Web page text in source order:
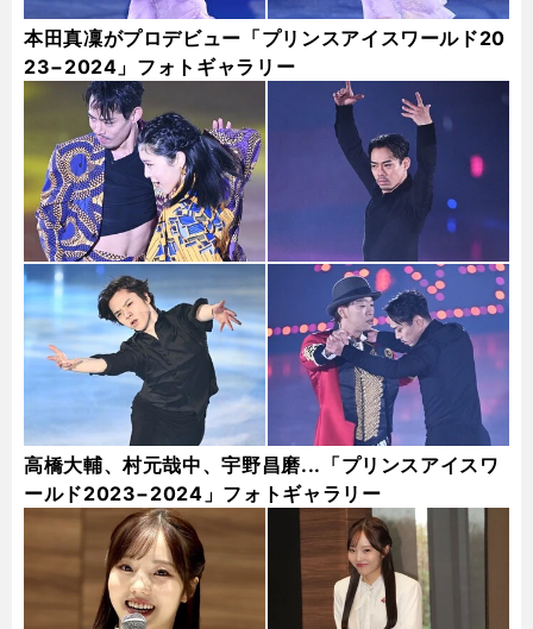
本田真凜がプロデビュー「プリンスアイスワールド20
23−2024」フォトギャラリー
高橋大輔、村元哉中、宇野昌磨...「プリンスアイスワ
ールド2023−2024」フォトギャラリー